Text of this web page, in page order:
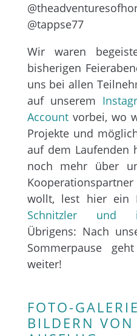
@tappse77
Wir waren
bisherigen
uns bei allen
auf unserem
Accountvorbei, wo
Projekte und
auf dem Laufenden
noch mehr über
wollt, lest hier ein
Schnitzler und
Übrigens: Nach
Sommerpause
weiter!
FOTO-
BILDERN VON